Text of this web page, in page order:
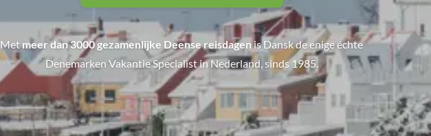
Metmeer dan 3000 gezamenlijke Deense reisdagenis Dansk de enige échte
Denemarken Vakantie Specialist in Nederland, sinds 1985.